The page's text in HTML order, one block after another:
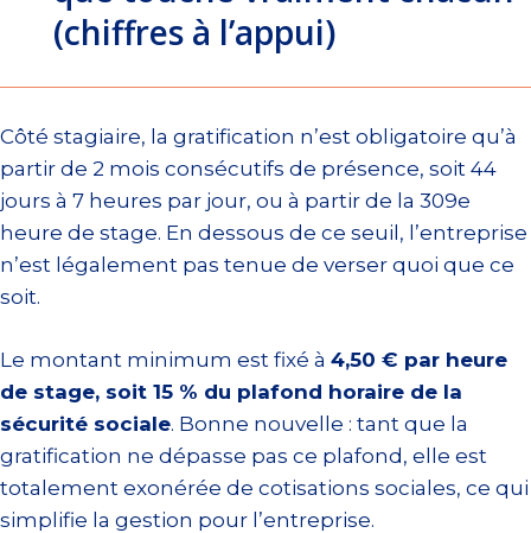
(chiffres à l’appui)
Côté stagiaire, la gratification n’est obligatoire qu’à
partir de 2 mois consécutifs de présence, soit 44
jours à 7 heures par jour, ou à partir de la 309e
heure de stage. En dessous de ce seuil, l’entreprise
n’est légalement pas tenue de verser quoi que ce
soit.
Le montant minimum est fixé à 4,50 € par heure
de stage, soit 15 % du plafond horaire de la
sécurité sociale. Bonne nouvelle : tant que la
gratification ne dépasse pas ce plafond, elle est
totalement exonérée de cotisations sociales, ce qui
simplifie la gestion pour l’entreprise.